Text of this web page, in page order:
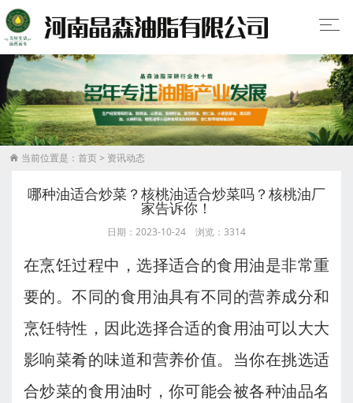
 当前位置是： 首页> 资讯动态
哪种油适合炒菜？核桃油适合炒菜吗？核桃油厂
家告诉你！
日期：2023-10-24 浏览：3314
在烹饪过程中，选择适合的食用油是非常重
要的。不同的食用油具有不同的营养成分和
烹饪特性，因此选择合适的食用油可以大大
影响菜肴的味道和营养价值。当你在挑选适
合炒菜的食用油时，你可能会被各种油品名